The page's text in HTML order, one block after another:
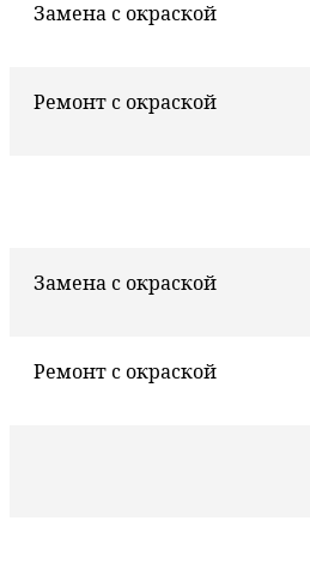
Замена с окраской
Ремонт с окраской
Замена с окраской
Ремонт с окраской